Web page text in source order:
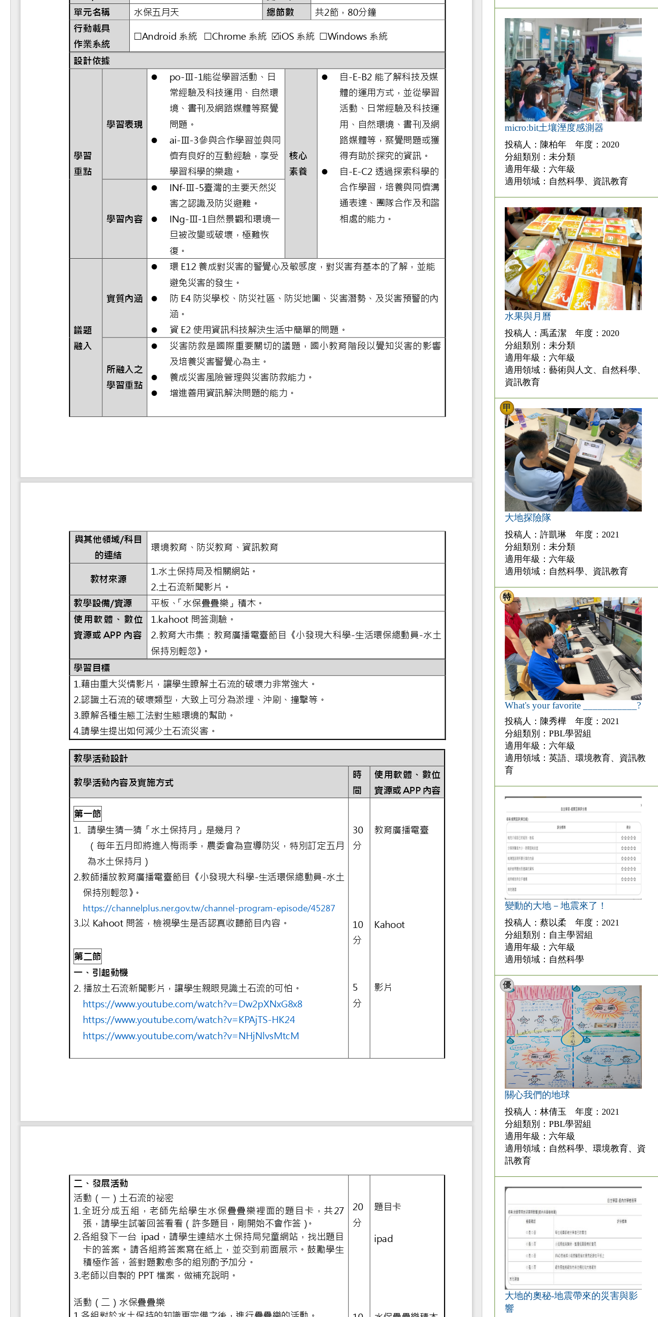
micro:bit土壤溼度感測器
投稿人：陳柏年 年度：2020
分組類別：未分類
適用年級：六年級
適用領域：自然科學、資訊教育
水果與月曆
投稿人：禹孟潔 年度：2020
分組類別：未分類
適用年級：六年級
適用領域：藝術與人文、自然科學、
資訊教育
大地探險隊
甲
投稿人：許凱琳 年度：2021
分組類別：未分類
適用年級：六年級
適用領域：自然科學、資訊教育
What's your favorite ___________?
特
投稿人：陳秀樺 年度：2021
分組類別：PBL學習組
適用年級：六年級
適用領域：英語、環境教育、資訊教
育
變動的大地－地震來了！
投稿人：蔡以柔 年度：2021
分組類別：自主學習組
適用年級：六年級
適用領域：自然科學
關心我們的地球
優
投稿人：林倩玉 年度：2021
分組類別：PBL學習組
適用年級：六年級
適用領域：自然科學、環境教育、資
訊教育
大地的奧秘-地震帶來的災害與影
響